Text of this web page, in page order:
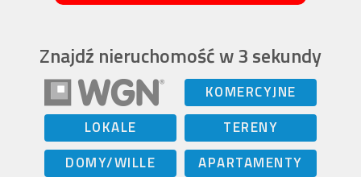
Znajdź nieruchomość w 3 sekundy
KOMERCYJNE
LOKALE
TERENY
DOMY/WILLE
APARTAMENTY